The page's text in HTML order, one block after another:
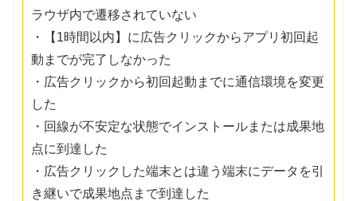
ラウザ内で遷移されていない
・【1時間以内】に広告クリックからアプリ初回起
動までが完了しなかった
・広告クリックから初回起動までに通信環境を変更
した
・回線が不安定な状態でインストールまたは成果地
点に到達した
・広告クリックした端末とは違う端末にデータを引
き継いで成果地点まで到達した